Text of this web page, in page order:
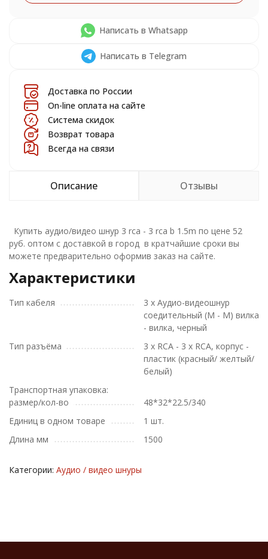
Написать в Whatsapp
Написать в Telegram
Доставка по России
On-line оплата на сайте
Система скидок
Возврат товара
Всегда на связи
Описание Отзывы
Купить аудио/видео шнур 3 rca - 3 rca b 1.5m по цене 52
руб. оптом с доставкой в город в кратчайшие сроки вы
можете предварительно оформив заказ на сайте.
Характеристики
Тип кабеля
3 х Аудио-видеошнур
соедительный (М - М) вилка
- вилка, черный
Тип разъёма
3 х RCA - 3 x RCA, корпус -
пластик (красный/ желтый/
белый)
Транспортная упаковка:
размер/кол-во
48*32*22.5/340
Единиц в одном товаре
1 шт.
Длина мм
1500
Категории: Аудио / видео шнуры